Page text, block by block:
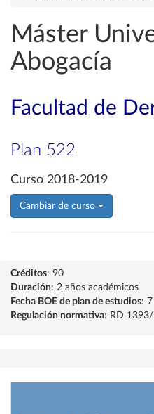
Máster
Abogacía
Facultad de
Plan 522
Curso 2018-2019
Cambiar de curso
Créditos: 90
Duración: 2 años académicos
Fecha BOE de plan de estudios:
Regulación normativa: RD